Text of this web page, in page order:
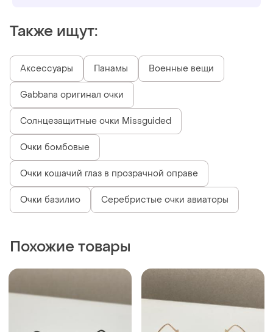
Также ищут:
Аксессуары Панамы Военные вещи
Gabbana оригинал очки
Солнцезащитные очки Missguided
Очки бомбовые
Очки кошачий глаз в прозрачной оправе
Очки базилио Серебристые очки авиаторы
Похожие товары